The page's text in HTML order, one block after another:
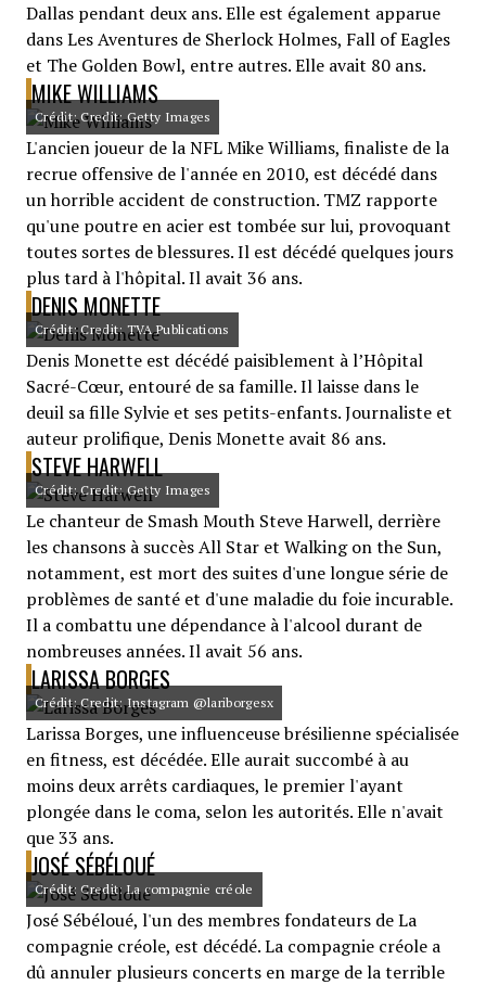
Dallas pendant deux ans. Elle est également apparue
dans Les Aventures de Sherlock Holmes, Fall of Eagles
et The Golden Bowl, entre autres. Elle avait 80 ans.
MIKE WILLIAMS
Crédit: Credit: Getty Images
L'ancien joueur de la NFL Mike Williams, finaliste de la
recrue offensive de l'année en 2010, est décédé dans
un horrible accident de construction. TMZ rapporte
qu'une poutre en acier est tombée sur lui, provoquant
toutes sortes de blessures. Il est décédé quelques jours
plus tard à l'hôpital. Il avait 36 ​​ans.
DENIS MONETTE
Crédit: Credit: TVA Publications
Denis Monette est décédé paisiblement à l’Hôpital
Sacré-Cœur, entouré de sa famille. Il laisse dans le
deuil sa fille Sylvie et ses petits-enfants. Journaliste et
auteur prolifique, Denis Monette avait 86 ans.
STEVE HARWELL
Crédit: Credit: Getty Images
Le chanteur de Smash Mouth Steve Harwell, derrière
les chansons à succès All Star et Walking on the Sun,
notamment, est mort des suites d'une longue série de
problèmes de santé et d'une maladie du foie incurable.
Il a combattu une dépendance à l'alcool durant de
nombreuses années. Il avait 56 ans.
LARISSA BORGES
Crédit: Credit: Instagram @lariborgesx
Larissa Borges, une influenceuse brésilienne spécialisée
en fitness, est décédée. Elle aurait succombé à au
moins deux arrêts cardiaques, le premier l'ayant
plongée dans le coma, selon les autorités. Elle n'avait
que 33 ans.
JOSÉ SÉBÉLOUÉ
Crédit: Credit: La compagnie créole
José Sébéloué, l'un des membres fondateurs de La
compagnie créole, est décédé. La compagnie créole a
dû annuler plusieurs concerts en marge de la terrible